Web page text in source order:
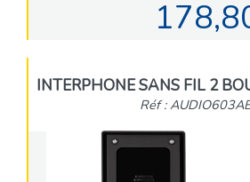
INTERPHONE SANS FIL 2
Réf :